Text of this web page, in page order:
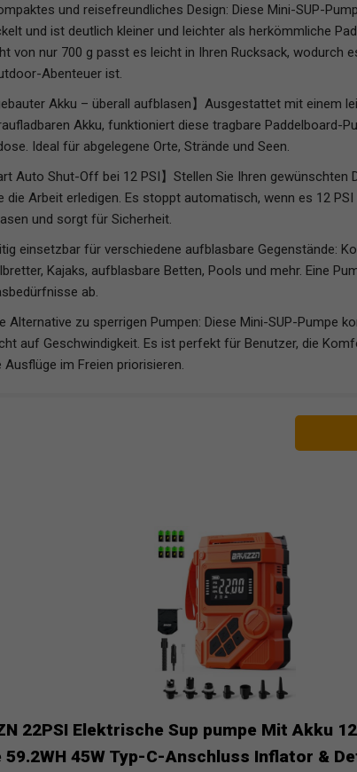
und reisefreundliches Design: Diese Mini-SUP-
und ist deutlich kleiner und leichter als herkömmliche
von nur 700 g passt es leicht in Ihren Rucksack, wodurch
Abenteuer ist.
Akku – überall aufblasen】Ausgestattet mit einem
Akku, funktioniert diese tragbare Paddelboard-
Ideal für abgelegene Orte, Strände und Seen.
Auto Shut-Off bei 12 PSI】Stellen Sie Ihren gewünschten
die Arbeit erledigen. Es stoppt automatisch, wenn es 12
und sorgt für Sicherheit.
einsetzbar für verschiedene aufblasbare Gegenstände:
Kajaks, aufblasbare Betten, Pools und mehr. Eine
ab.
Alternative zu sperrigen Pumpen: Diese Mini-SUP-Pumpe
auf Geschwindigkeit. Es ist perfekt für Benutzer, die
Ausflüge im Freien priorisieren.
22PSI Elektrische Sup pumpe Mit Akku
59.2WH 45W Typ-C-Anschluss Inflator &